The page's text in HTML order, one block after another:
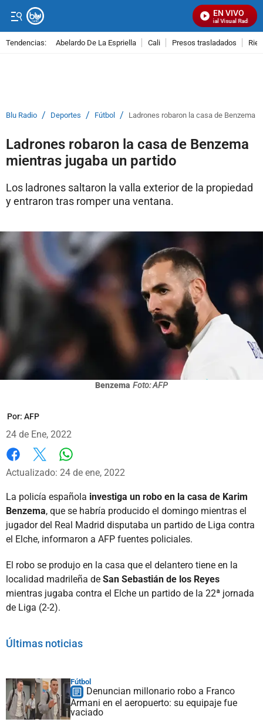
EN VIVO
Señal Visual Radio
Tendencias: Abelardo De La Espriella Cali Presos trasladados
Blu Radio / Deportes / Fútbol / Ladrones robaron la casa de Benzema
Ladrones robaron la casa de Benzema
mientras jugaba un partido
Los ladrones saltaron la valla exterior de la propiedad
y entraron tras romper una ventana.
Benzema Foto: AFP
Por: AFP
24 de Ene, 2022
Facebook
X
Actualizado: 24 de ene, 2022
La policía española investiga un robo en la casa de Karim
Benzema, que se habría producido el domingo mientras el
jugador del Real Madrid disputaba un partido de Liga contra
el Elche, informaron a AFP fuentes policiales.
El robo se produjo en la casa que el delantero tiene en la
localidad madrileña de San Sebastián de los Reyes
mientras jugaba contra el Elche un partido de la 22ª jornada
de Liga (2-2).
Últimas noticias
Fútbol
Denuncian millonario robo a Franco
Armani en el aeropuerto: su equipaje fue
vaciado